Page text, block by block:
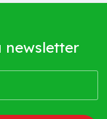
newsletter